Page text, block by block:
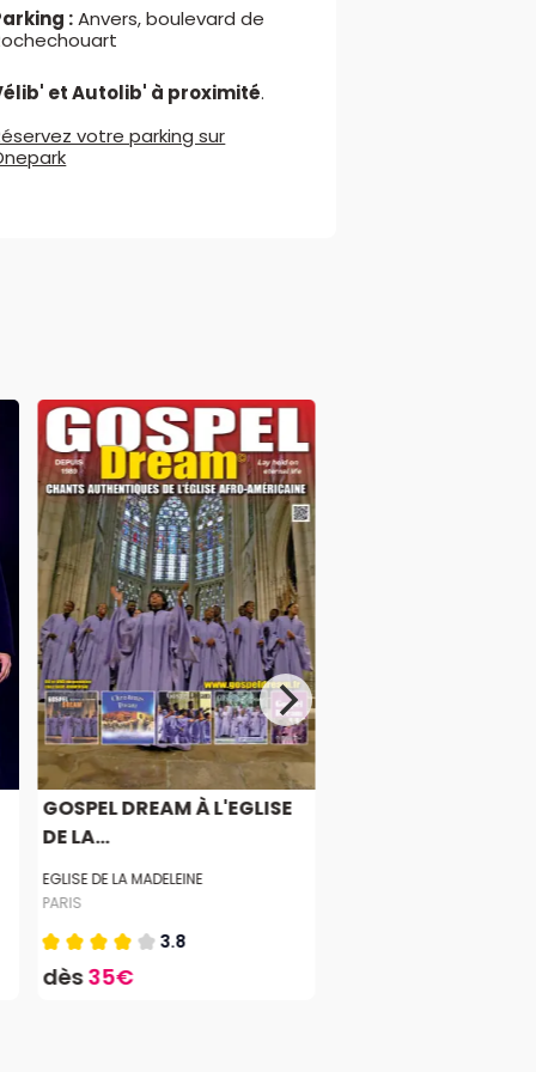
:Anvers, boulevard de
et Autolib' à proximité.
votre parking sur
GOSPEL DREAM À L'EGLISE
DE LA...
EGLISE DE LA MADELEINE
PARIS
3.8
dès35€